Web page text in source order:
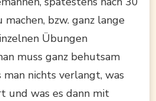
bzw. ganz lange
Übungen
muss ganz behutsam
man nichts verlangt, was
und was es dann mit